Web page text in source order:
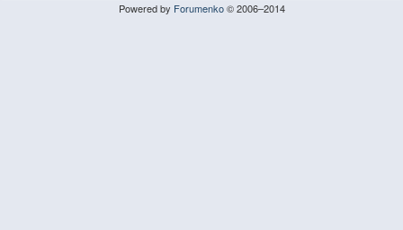
Powered by Forumenko© 2006–2014